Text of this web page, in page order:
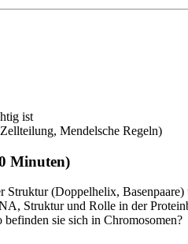
ist
Mendelsche Regeln)
Minuten)
Struktur (Doppelhelix,
Struktur und Rolle in der
befinden sie sich in Chromosomen?